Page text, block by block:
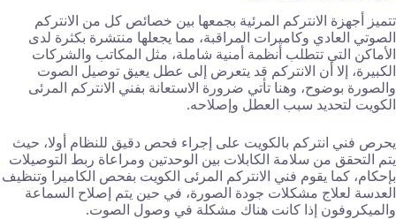
تتميز أجهزة الانتركم المرئية بجمعها بين خصائص كل من الانتركم
الصوتي العادي وكاميرات المراقبة، مما يجعلها منتشرة بكثرة لدى
الأماكن التي تتطلب أنظمة أمنية شاملة، مثل المكاتب والشركات
الكبيرة، إلا أن الانتركم قد يتعرض إلى عطل يعيق توصيل الصوت
والصورة بوضوح، وهنا تأتي ضرورة الاستعانة بفني الانتركم المرئى
الكويت لتحديد سبب العطل وإصلاحه.
يحرص فني انتركم بالكويت على إجراء فحص دقيق للنظام أولا، حيث
يتم التحقق من سلامة الكابلات بين الوحدتين ومراعاة ربط التوصيلات
بإحكام، كما يقوم فني الانتركم المرئى الكويت بفحص الكاميرا وتنظيف
العدسة لعلاج مشكلات جودة الصورة، في حين يتم إصلاح السماعة
والميكروفون إذا كانت هناك مشكلة في وصول الصوت.